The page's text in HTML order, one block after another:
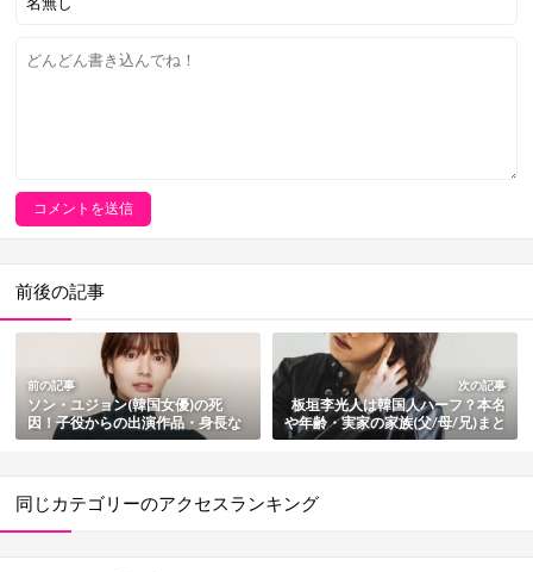
前後の記事
前の記事
ソン・ユジョン(韓国女優)の死
因！子役からの出演作品・身長な
どプロフィールも総まとめ
次の記事
板垣李光人は韓国人ハーフ？本名
や年齢・実家の家族(父/母/兄)まと
め
同じカテゴリーのアクセスランキング